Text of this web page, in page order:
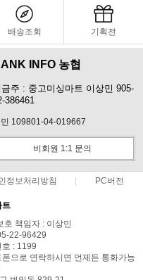
배송조회 기획전
INFO 농협
주 : 중고미싱마트 이상민 905-
386461
민 109801-04-019667
비회원 1:1 문의
정보처리방침 PC버전
트
호 책임자 : 이상민
22-96429
: 1199
으로 연락하시면 언제든 통화가능